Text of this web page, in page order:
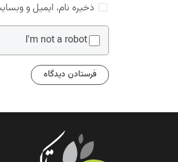
ذخیره نام، ایمیل و
I'm not a robot